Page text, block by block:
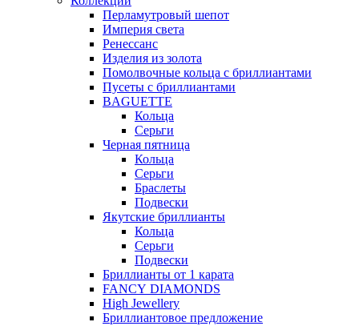
Перламутровый шепот
Империя света
Ренессанс
Изделия из золота
Помолвочные кольца с бриллиантами
Пусеты с бриллиантами
BAGUETTE
Кольца
Серьги
Черная пятница
Кольца
Серьги
Браслеты
Подвески
Якутские бриллианты
Кольца
Серьги
Подвески
Бриллианты от 1 карата
FANCY DIAMONDS
High Jewellery
Бриллиантовое предложение